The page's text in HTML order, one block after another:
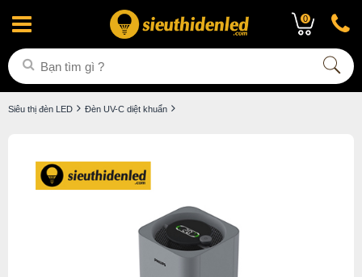
0
Siêu thị đèn LED Đèn UV-C diệt khuẩn